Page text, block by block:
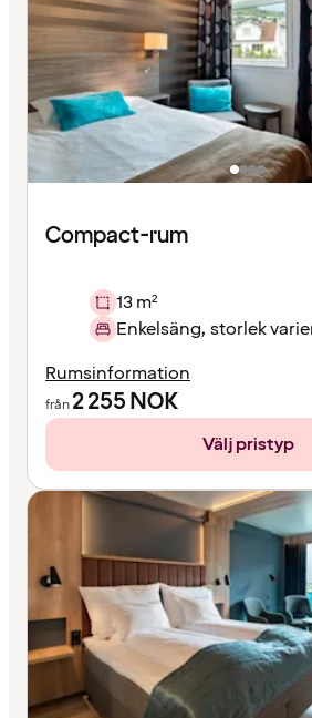
Compact-rum
13 m²
Enkelsäng, storlek
Rumsinformation
från2 255NOK
Välj pristyp